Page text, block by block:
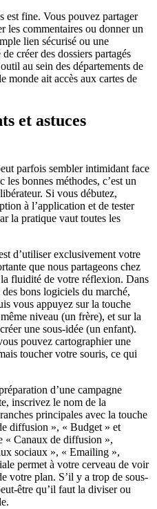
est fine. Vous pouvez partager
les commentaires ou donner un
lien sécurisé ou une
créer des dossiers partagés
au sein des départements de
monde ait accès aux cartes de
et astuces
parfois sembler intimidant face
les bonnes méthodes, c’est un
Si vous débutez,
à l’application et de tester
la pratique vaut toutes les
d’utiliser exclusivement votre
que nous partageons chez
fluidité de votre réflexion. Dans
bons logiciels du marché,
vous appuyez sur la touche
niveau (un frère), et sur la
une sous-idée (un enfant).
pouvez cartographier une
toucher votre souris, ce qui
d’une campagne
inscrivez le nom de la
principales avec la touche
diffusion », « Budget » et
« Canaux de diffusion »,
sociaux », « Emailing »,
permet à votre cerveau de voir
votre plan. S’il y a trop de sous-
être qu’il faut la diviser ou